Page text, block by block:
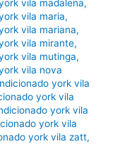
vila madalena,
vila maria,
vila mariana,
vila mirante,
vila mutinga,
vila nova
york vila
york vila
york vila
york vila
york vila zatt,